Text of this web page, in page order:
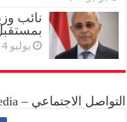
نائب
يوليو 14, 2026
التواصل الاجتماعي – Social Media